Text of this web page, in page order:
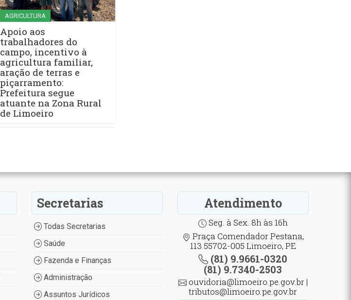
AGRICULTURA
Apoio aos
trabalhadores do
campo, incentivo à
agricultura familiar,
aração de terras e
piçarramento:
Prefeitura segue
atuante na Zona Rural
de Limoeiro
Secretarias
Todas Secretarias
Saúde
Fazenda e Finanças
Administração
Assuntos Jurídicos
Atendimento
Seg. à Sex. 8h às 16h
Praça Comendador Pestana,
113 55702-005 Limoeiro, PE
(81) 9.9661-0320
(81) 9.7340-2503
ouvidoria@limoeiro.pe.gov.br |
tributos@limoeiro.pe.gov.br